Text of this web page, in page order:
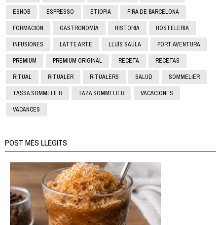
ESHOB ESPRESSO ETIOPIA FIRA DE BARCELONA
FORMACIÓN GASTRONOMÍA HISTORIA HOSTELERIA
INFUSIONES LATTE ARTE LLUÍS SAULA PORT AVENTURA
PREMIUM PREMIUM ORIGINAL RECETA RECETAS
RITUAL RITUALER RITUALERS SALUD SOMMELIER
TASSA SOMMELIER TAZA SOMMELIER VACACIONES
VACANCES
POST MÉS LLEGITS